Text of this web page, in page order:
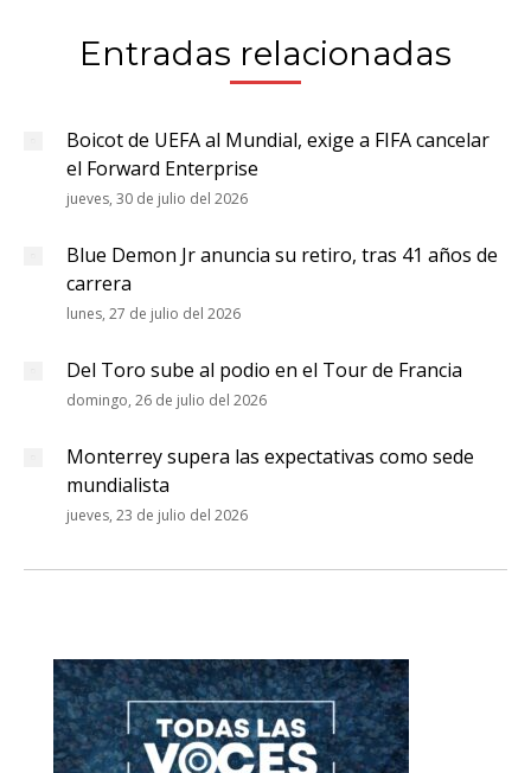
Entradas relacionadas
Boicot de UEFA al Mundial, exige a FIFA cancelar
el Forward Enterprise
jueves, 30 de julio del 2026
Blue Demon Jr anuncia su retiro, tras 41 años de
carrera
lunes, 27 de julio del 2026
Del Toro sube al podio en el Tour de Francia
domingo, 26 de julio del 2026
Monterrey supera las expectativas como sede
mundialista
jueves, 23 de julio del 2026